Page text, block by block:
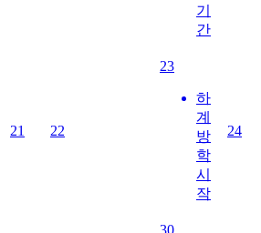
기
간
21 22
23
하
계
방
학
시
작
24
30